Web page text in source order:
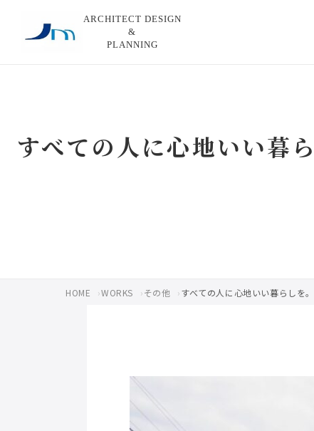
ARCHITECT DESIGN
&
PLANNING
すべての人に心地いい暮
HOME WORKS その他 すべての人に心地いい暮らしを